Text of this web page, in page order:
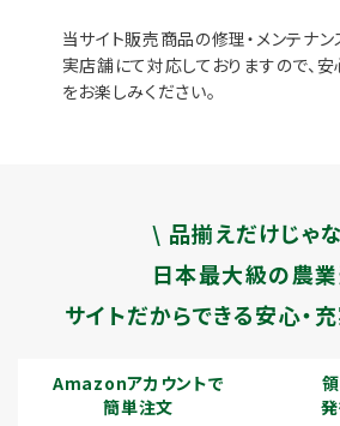
当サイト販売商品の修理・メンテナン
実店舗にて対応しておりますので、安
をお楽しみください。
\ 品揃えだけじゃ
日本最大級の農
サイトだからできる安心・
Amazonアカウントで
簡単注文